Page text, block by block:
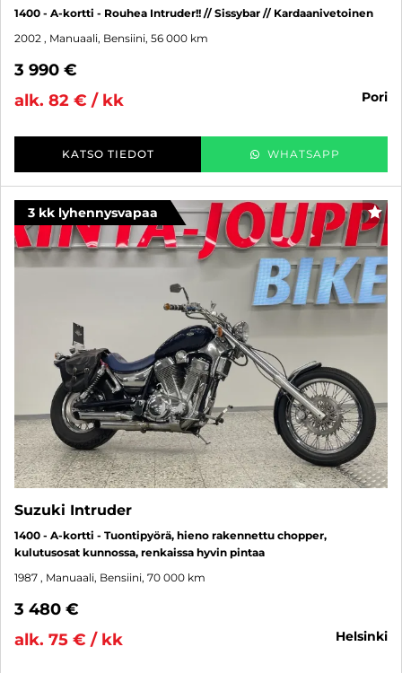
1400 - A-kortti - Rouhea Intruder!! // Sissybar // Kardaanivetoinen
2002 , Manuaali, Bensiini, 56 000 km
3 990 €
alk. 82 € / kk
pori
KATSO TIEDOT WHATSAPP
3 kk lyhennysvapaa
Suzuki Intruder
1400 - A-kortti - Tuontipyörä, hieno rakennettu chopper,
kulutusosat kunnossa, renkaissa hyvin pintaa
1987 , Manuaali, Bensiini, 70 000 km
3 480 €
alk. 75 € / kk
helsinki